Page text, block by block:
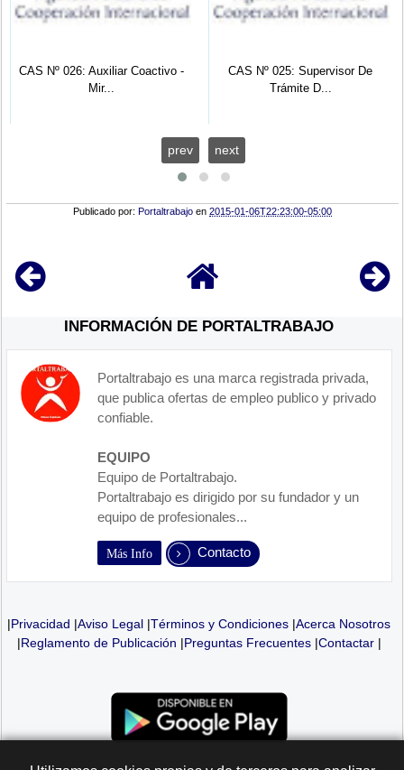
CAS Nº 026: Auxiliar Coactivo -
Mir...
CAS Nº 025: Supervisor De
Trámite D...
prev next
Publicado por:Portaltrabajo en2015-01-06T22:23:00-05:00
INFORMACIÓN DE PORTALTRABAJO
Portaltrabajo es una marca registrada privada,
que publica ofertas de empleo publico y privado
confiable.
EQUIPO
Equipo de Portaltrabajo.
Portaltrabajo es dirigido por su fundador y un
equipo de profesionales...
Más Info Contacto
|Privacidad |Aviso Legal |Términos y Condiciones |Acerca Nosotros
|Reglamento de Publicación |Preguntas Frecuentes|Contactar|